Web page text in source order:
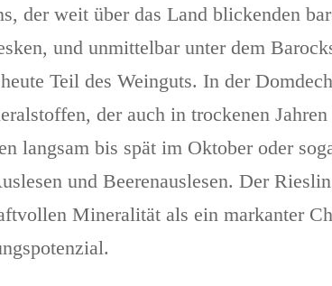
der weit über das Land blickenden
und unmittelbar unter dem
Teil des Weinguts. In der
der auch in trockenen Jahren
langsam bis spät im Oktober oder
und Beerenauslesen. Der
Mineralität als ein markanter